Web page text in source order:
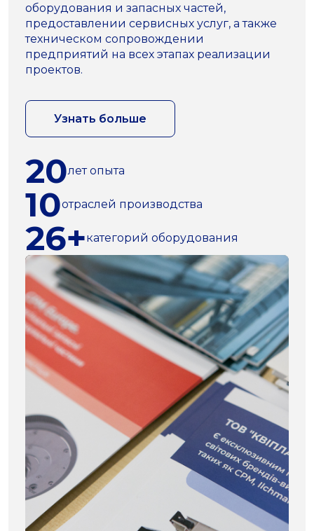
оборудования и запасных частей,
предоставлении сервисных услуг, а также
техническом сопровождении
предприятий на всех этапах реализации
проектов.
Узнать больше
20лет опыта
10отраслей производства
26+категорий оборудования